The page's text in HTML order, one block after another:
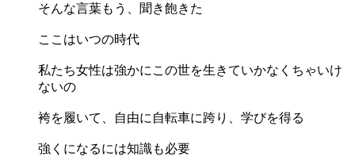
そんな言葉もう、聞き飽きた
ここはいつの時代
私たち女性は強かにこの世を生きていかなくちゃいけ
ないの
袴を履いて、自由に自転車に跨り、学びを得る
強くになるには知識も必要